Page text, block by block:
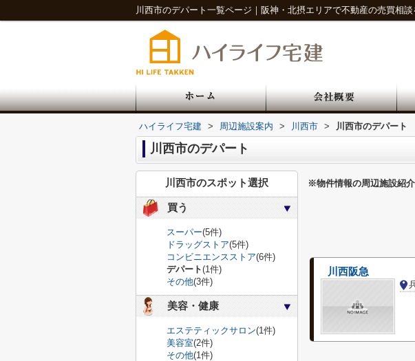
川西市のデパート一覧ページ｜阪神・北摂エリアで不動産の売買相
ハイライフ宅建 > 周辺施設案内 > 川西市 > 川西市のデパート
川西市のデパート
※物件情報の周辺施設紹
川西阪急
川西市のスポット選択
買う
スーパー(5件)
ドラッグストア(5件)
コンビニエンスストア(6件)
デパート(1件)
その他(3件)
美容・健康
エステティックサロン(1件)
美容室(2件)
その他(1件)